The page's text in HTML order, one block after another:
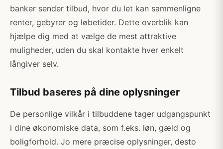
banker sender tilbud, hvor du let kan sammenligne
renter, gebyrer og løbetider. Dette overblik kan
hjælpe dig med at vælge de mest attraktive
muligheder, uden du skal kontakte hver enkelt
långiver selv.
Tilbud baseres på dine oplysninger
De personlige vilkår i tilbuddene tager udgangspunkt
i dine økonomiske data, som f.eks. løn, gæld og
boligforhold. Jo mere præcise oplysninger, desto